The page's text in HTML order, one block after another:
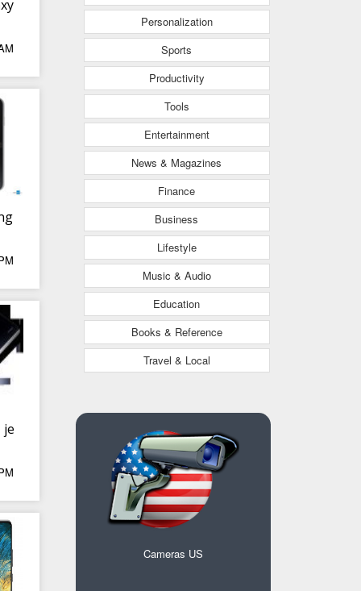
je
Personalization
Sports
Productivity
Tools
Entertainment
News & Magazines
Finance
Business
Lifestyle
Music & Audio
Education
Books & Reference
Travel & Local
Cameras US